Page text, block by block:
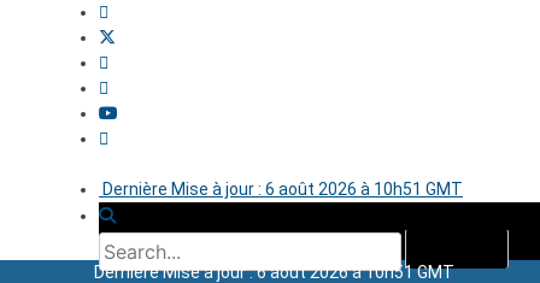
Dernière Mise à jour : 6 août 2026 à 10h51 GMT
Dernière Mise à jour : 6 août 2026 à 10h51 GMT